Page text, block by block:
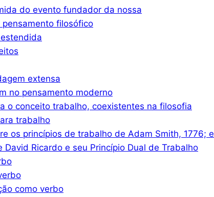
do evento fundador da nossa
filosófico
extensa
no pensamento moderno
o conceito trabalho, coexistentes na filosofia
trabalho
os princípios de trabalho de Adam Smith, 1776;
David Ricardo e seu Princípio Dual de Trabalho
como verbo